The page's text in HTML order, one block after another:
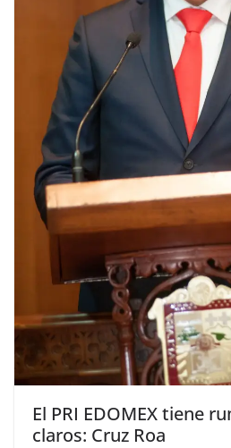
El PRI EDOMEX tiene
claros: Cruz Roa